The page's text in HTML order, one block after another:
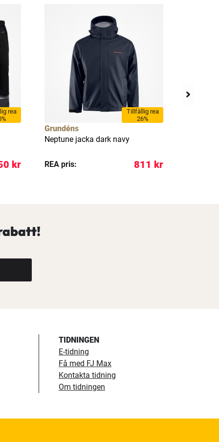
rea
kr
Tillfällig rea
26%
Grundéns
Neptune jacka dark navy
REA pris: 811 kr
TIDNINGEN
E-tidning
Få med FJ Max
Kontakta tidning
Om tidningen